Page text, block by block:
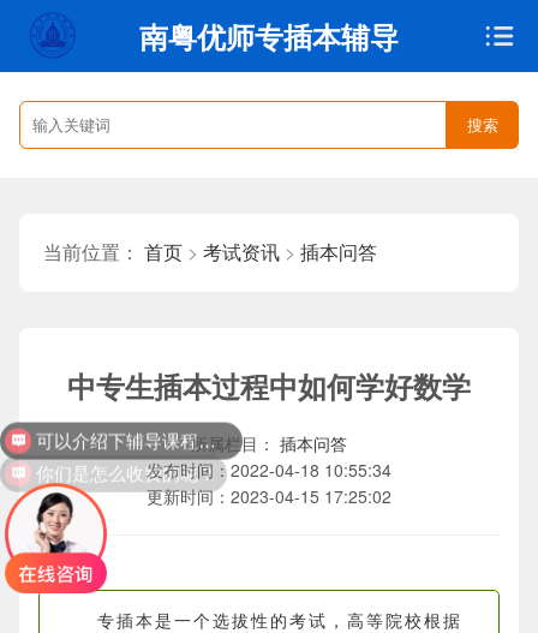
南粤优师专插本辅导
搜索
当前位置： 首页 > 考试资讯 > 插本问答
中专生插本过程中如何学好数学
所属栏目： 插本问答
发布时间： 2022-04-18 10:55:34
更新时间： 2023-04-15 17:25:02
专插本是一个选拔性的考试，高等院校根据
可以介绍下辅导课程吗？
你们是怎么收费的呢？